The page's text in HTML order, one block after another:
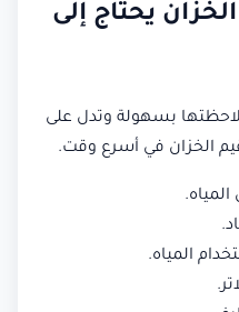
يحتاج إلى
بسهولة وتدل على
الخزان في أسرع وقت.
المياه.